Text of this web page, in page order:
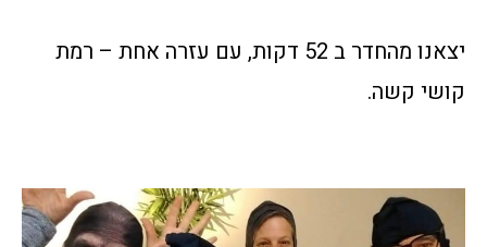
יצאנו מהחדר ב 52 דקות, עם עזרה אחת – רמת
קושי קשה.